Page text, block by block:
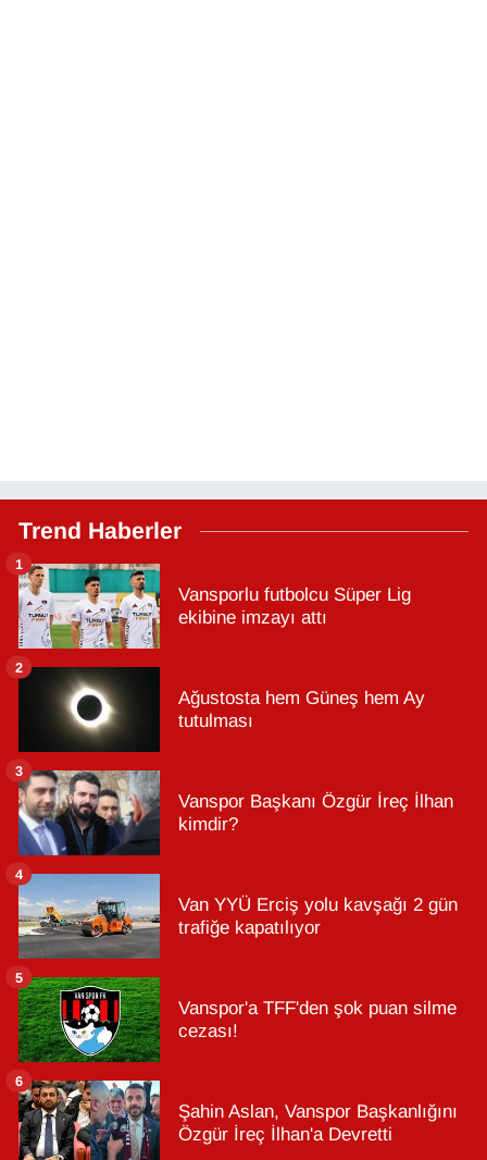
Trend Haberler
Vansporlu futbolcu Süper Lig
ekibine imzayı attı
1
Ağustosta hem Güneş hem Ay
tutulması
2
Vanspor Başkanı Özgür İreç İlhan
kimdir?
3
Van YYÜ Erciş yolu kavşağı 2 gün
trafiğe kapatılıyor
4
Vanspor'a TFF'den şok puan silme
cezası!
5
Şahin Aslan, Vanspor Başkanlığını
Özgür İreç İlhan'a Devretti
6